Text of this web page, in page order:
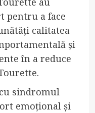
pentru a face
calitatea
și
în a reduce
sindromul
emoțional și